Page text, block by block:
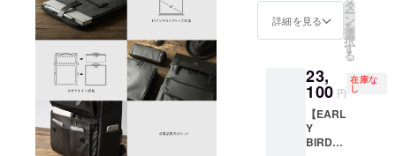
】 セッ
ト内
（Back
pack）
1個 ・
フィー
ルド
パック
詳細を見る
タ
ー
ン
を
選
択
す
る
23,
100 円
在庫な
し
【EARL
Y
BIRD